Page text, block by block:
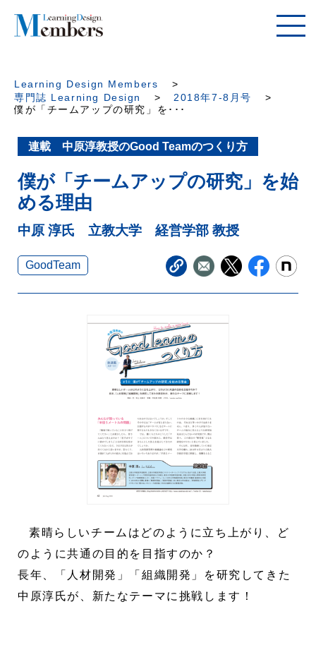
Learning Design Members
専門誌 Learning Design
2018年7-8月号
僕が「チームアップの研究」を･･･
連載 中原淳教授のGood Teamのつくり方
僕が「チームアップの研究」を始
める理由
中原 淳氏 立教大学 経営学部 教授
GoodTeam
素晴らしいチームはどのように立ち上がり、ど
のように共通の目的を目指すのか？
長年、「人材開発」「組織開発」を研究してきた
中原淳氏が、新たなテーマに挑戦します！